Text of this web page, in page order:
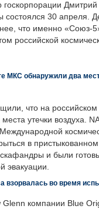
госкорпорации Дмитрий
состоялся 30 апреля.
что именно «Союз-
российской
МКС обнаружили два
что на российском
утечки воздуха.
в
и были
эвакуации.
взорвалась во время
Glenn компании Blue